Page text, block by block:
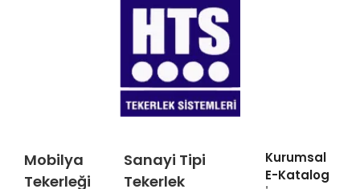
Mobilya
Tekerleği
Sanayi Tipi
Tekerlek
Kurumsal
E-Katalog